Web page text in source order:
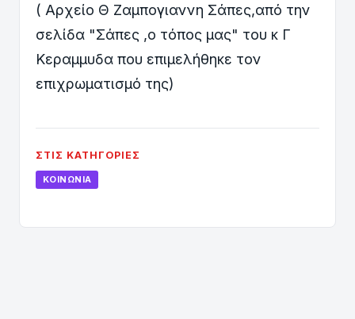
( Αρχείο Θ Ζαμπογιαννη Σάπες,από την
σελίδα "Σάπες ,ο τόπος μας" του κ Γ
Κεραμμυδα που επιμελήθηκε τον
επιχρωματισμό της)
ΣΤΙΣ ΚΑΤΗΓΟΡΊΕΣ
ΚΟΙΝΩΝΊΑ